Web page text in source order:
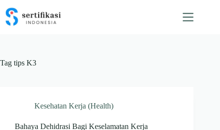
content
Tag tips K3
Kesehatan Kerja (Health)
Bahaya Dehidrasi Bagi Keselamatan Kerja